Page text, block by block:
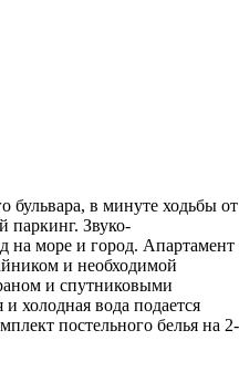
бульвара, в минуте ходьбы от
паркинг. Звуко-
на море и город. Апартамент
и необходимой
и спутниковыми
холодная вода подается
постельного белья на 2-